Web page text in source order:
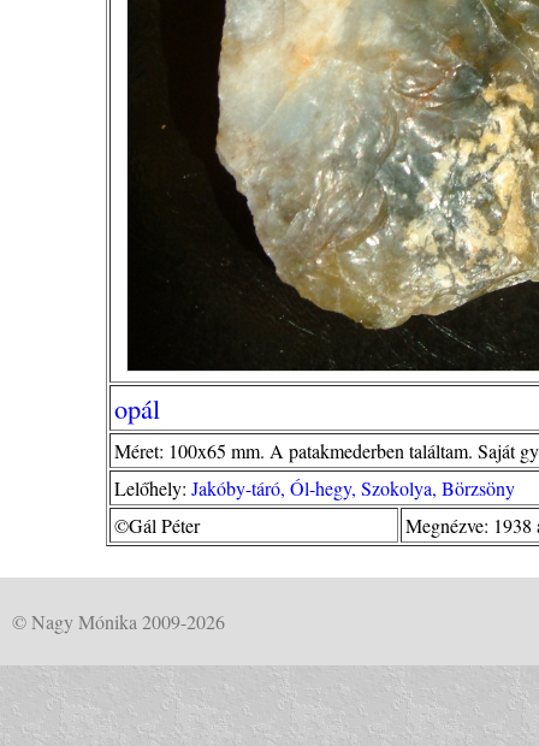
opál
Méret: 100x65 mm. A patakmederben találtam. Saját
Lelőhely: Jakóby-táró, Ól-hegy, Szokolya, Börzsöny
©Gál Péter
Megnézve: 1938
© Nagy Mónika 2009-2026